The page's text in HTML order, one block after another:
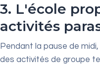
3. L'école
activités
Pendant la pause de
des activités de groupe